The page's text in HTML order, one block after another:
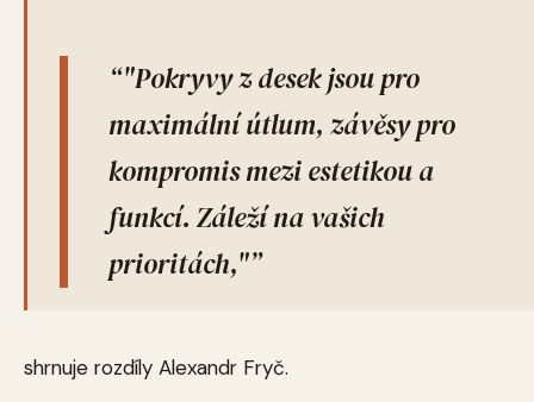
"Pokryvy z desek jsou pro
maximální útlum, závěsy pro
kompromis mezi estetikou a
funkcí. Záleží na vašich
prioritách,"
shrnuje rozdíly Alexandr Fryč.